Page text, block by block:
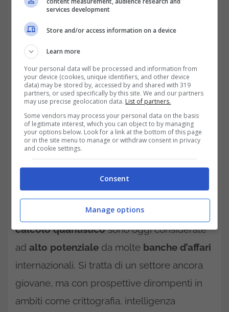
I grafici di Rigetti parlano chiaro, e il settore lo rende
Ma a rendere tutto ancora più interessante è
il contesto settoriale. Leaziende attive nel
calcolo quantisticosono oggi considerate
ad alto potenziale da molte banche d’affari
internazionali. Si tratta di un settore ancora
giovane, ma con prospettive dirompenti in
ambiti come crittografia, intelligenza
services development
Store and/or access information on a device
Learn more
Your personal data will be processed and information from
your device (cookies, unique identifiers, and other device
data) may be stored by, accessed by and shared with 319
partners, or used specifically by this site. We and our partners
may use precise geolocation data. List of partners.
Some vendors may process your personal data on the basis
of legitimate interest, which you can object to by managing
your options below. Look for a link at the bottom of this page
or in the site menu to manage or withdraw consent in privacy
and cookie settings.
Consent
Manage options